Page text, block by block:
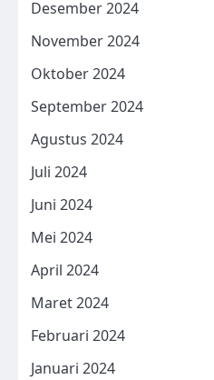
Desember 2024
November 2024
Oktober 2024
September 2024
Agustus 2024
Juli 2024
Juni 2024
Mei 2024
April 2024
Maret 2024
Februari 2024
Januari 2024